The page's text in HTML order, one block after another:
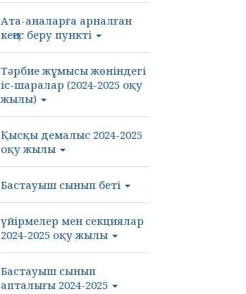
Ата-аналарға арналған
кеңес беру пункті
Тәрбие жұмысы жөніндегі
іс-шаралар (2024-2025 оқу
жылы)
Қысқы демалыс 2024-2025
оқу жылы
Бастауыш сынып беті
үйірмелер мен секциялар
2024-2025 оқу жылы
Бастауыш сынып
апталығы 2024-2025